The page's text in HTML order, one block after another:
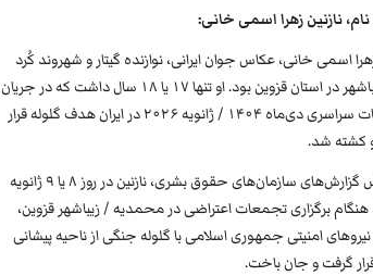
نازنین زهرا اسمی خانی:
اسمی خانی، عکاس جوان ایرانی، نوازنده گیتار و شهروند کُرد
اهل زیباشهر در استان قزوین بود. او تنها ۱۷ یا ۱۸ سال داشت که در جریان
اعتراضات سراسری دی‌ماه ۱۴۰۴ / ژانویه ۲۰۲۶ در ایران هدف گلوله قرار
کشته شد.
بر اساس گزارش‌های سازمان‌های حقوق بشری، نازنین در روز ۸ یا ۹ ژانویه
هنگام برگزاری تجمعات اعتراضی در محمدیه / زیباشهر قزوین،
امنیتی جمهوری اسلامی با گلوله جنگی از ناحیه پیشانی
گرفت و جان باخت.